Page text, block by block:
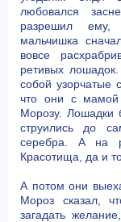
любовался
разрешил ему,
мальчишка
вовсе
ретивых
собой узорчатые
что они с мамой
Морозу. Лошадки
струились до
серебра. А на
Красотища, да и
А потом они
Мороз сказал,
загадать